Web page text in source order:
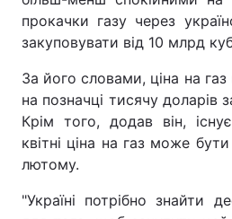
прокачки газу через
закуповувати від 10 млрд
За його словами, ціна на
на позначці тисячу доларів
Крім того, додав він,
квітні ціна на газ може
лютому.
"Україні потрібно знайти